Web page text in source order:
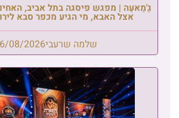
גַ'מַאעַה | מפגש פיסגה בתל אביב,
אצל האבא, מי הגיע מכפר סבא
שלמה שרעבי08/2026